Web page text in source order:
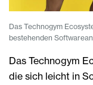
Das Technogym
bestehenden
Das Technogym
die sich leicht in